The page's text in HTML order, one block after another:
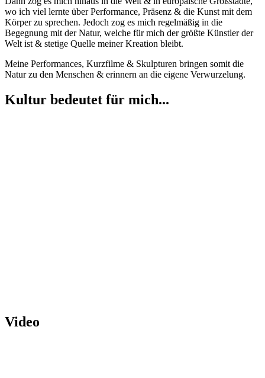
wo ich viel lernte über Performance, Präsenz & die Kunst mit dem
Körper zu sprechen. Jedoch zog es mich regelmäßig in die
Begegnung mit der Natur, welche für mich der größte Künstler der
Welt ist & stetige Quelle meiner Kreation bleibt.
Meine Performances, Kurzfilme & Skulpturen bringen somit die
Natur zu den Menschen & erinnern an die eigene Verwurzelung.
Kultur bedeutet für mich...
Video